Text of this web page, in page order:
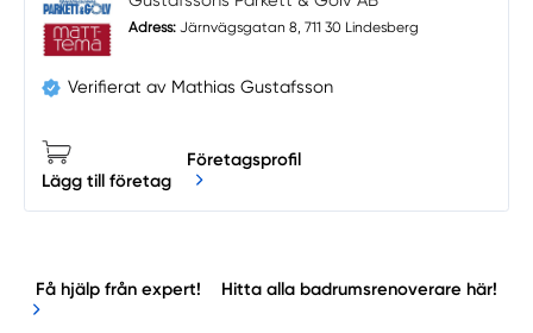
Adress: Järnvägsgatan 8, 711 30 Lindesberg
Verifierat av Mathias Gustafsson
Lägg till företag
Företagsprofil
Få hjälp från expert! Hitta alla badrumsrenoverare här!